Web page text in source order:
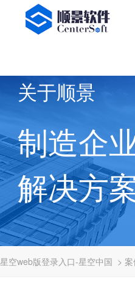
关于顺景
制造企
解决方
星空web版登录入口-星空中国 > 案